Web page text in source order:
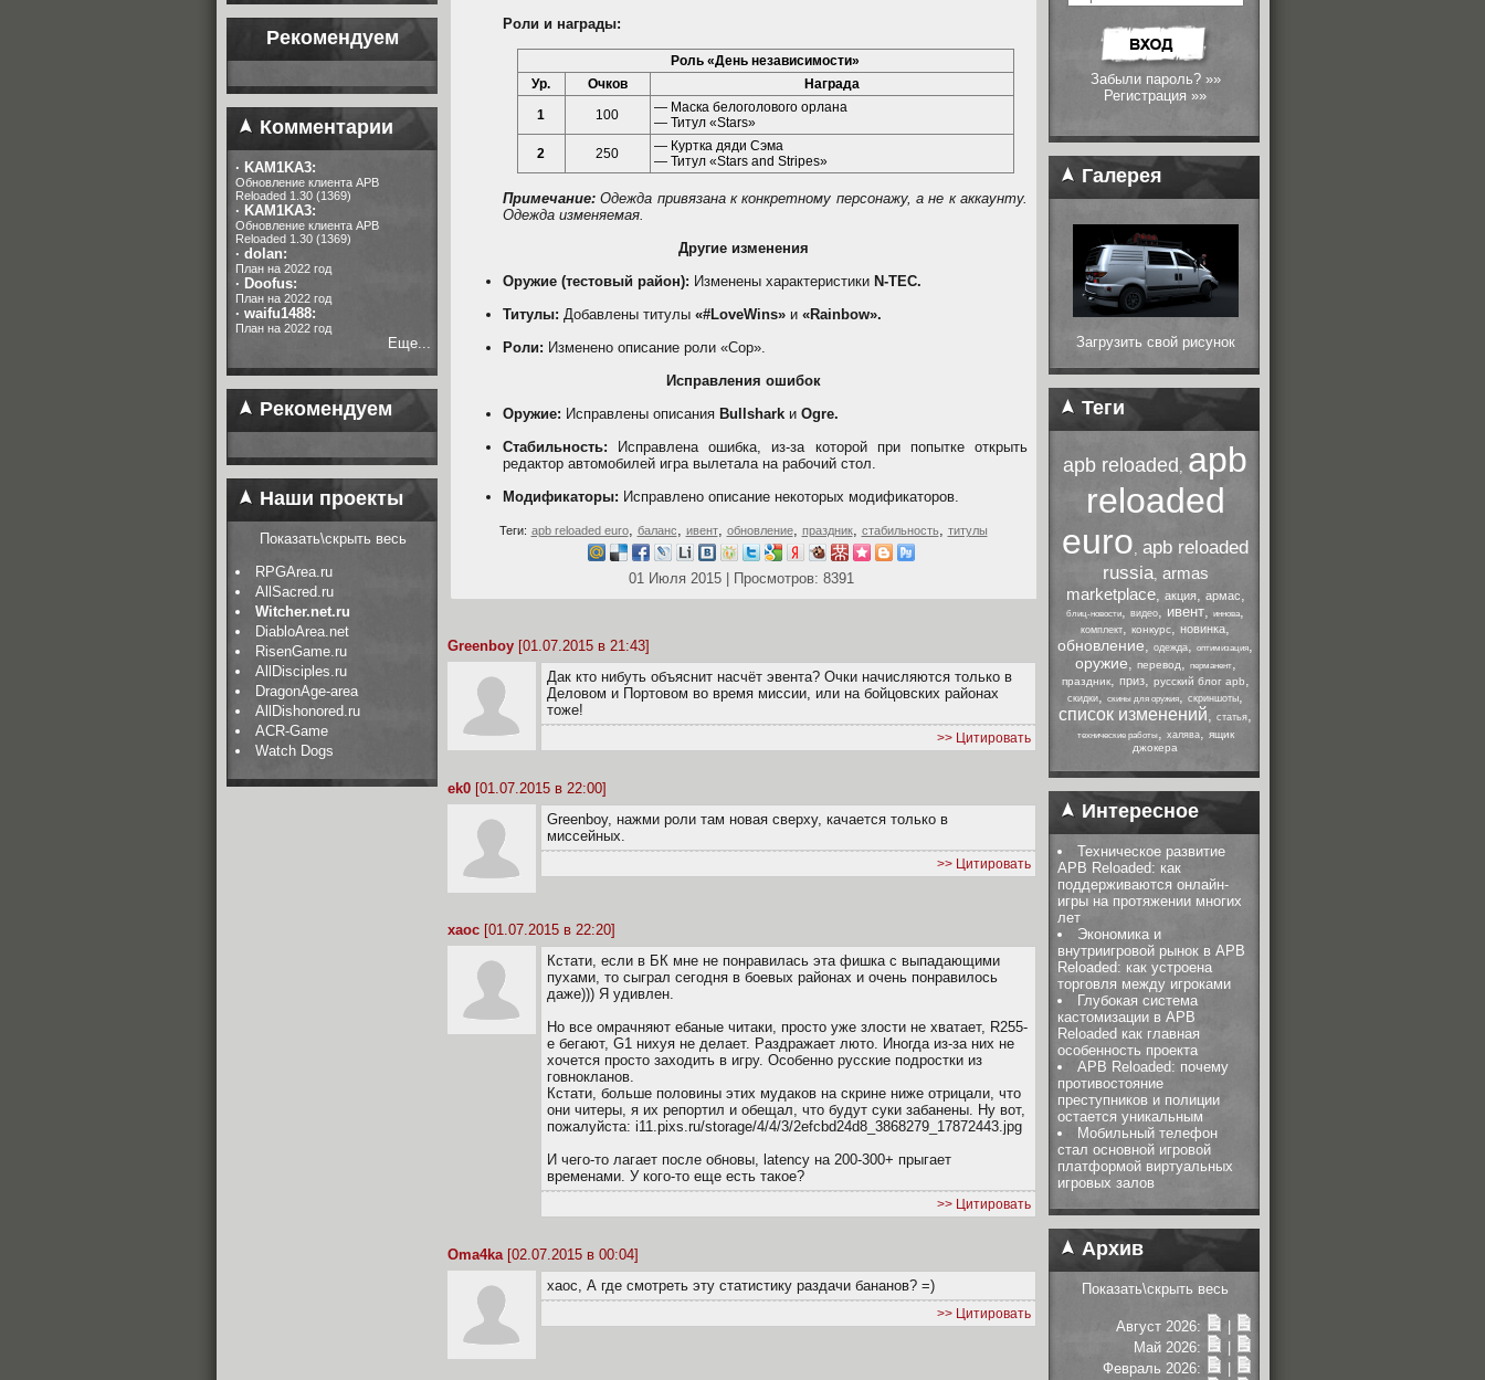
Рекомендуем
Комментарии
· KAM1KA3:
Обновление клиента APB
Reloaded 1.30 (1369)
· KAM1KA3:
Обновление клиента APB
Reloaded 1.30 (1369)
· dolan:
План на 2022 год
· Doofus:
План на 2022 год
· waifu1488:
План на 2022 год
Еще...
Рекомендуем
Наши проекты
Показать\скрыть весь
RPGArea.ru
AllSacred.ru
Witcher.net.ru
DiabloArea.net
RisenGame.ru
AllDisciples.ru
DragonAge-area
AllDishonored.ru
ACR-Game
Watch Dogs
Роли и награды:
Роль «День независимости»
Ур.
Очков
Награда
1
100
— Маска белоголового орлана
— Титул «Stars»
2
250
— Куртка дяди Сэма
— Титул «Stars and Stripes»
Примечание: Одежда привязана к конкретному персонажу, а не к аккаунту.
Одежда изменяемая.
Другие изменения
Оружие (тестовый район): Изменены характеристики N-TEC.
Титулы: Добавлены титулы «#LoveWins» и «Rainbow».
Роли: Изменено описание роли «Cop».
Исправления ошибок
Оружие: Исправлены описания Bullshark и Ogre.
Стабильность: Исправлена ошибка, из-за которой при попытке открыть
редактор автомобилей игра вылетала на рабочий стол.
Модификаторы: Исправлено описание некоторых модификаторов.
Теги: apb reloaded euro, баланс, ивент, обновление, праздник, стабильность, титулы
01 Июля 2015 | Просмотров: 8391
Greenboy [01.07.2015 в 21:43]
Дак кто нибуть объяснит насчёт эвента? Очки начисляются только в
Деловом и Портовом во время миссии, или на бойцовских районах
тоже!
>> Цитировать
ek0 [01.07.2015 в 22:00]
Greenboy, нажми роли там новая сверху, качается только в
миссейных.
>> Цитировать
xaoc [01.07.2015 в 22:20]
Кстати, если в БК мне не понравилась эта фишка с выпадающими
пухами, то сыграл сегодня в боевых районах и очень понравилось
даже))) Я удивлен.
Но все омрачняют ебаные читаки, просто уже злости не хватает, R255-
е бегают, G1 нихуя не делает. Раздражает люто. Иногда из-за них не
хочется просто заходить в игру. Особенно русские подростки из
говнокланов.
Кстати, больше половины этих мудаков на скрине ниже отрицали, что
они читеры, я их репортил и обещал, что будут суки забанены. Ну вот,
пожалуйста: i11.pixs.ru/storage/4/4/3/2efcbd24d8_3868279_17872443.jpg
И чего-то лагает после обновы, latency на 200-300+ прыгает
временами. У кого-то еще есть такое?
>> Цитировать
Oma4ka[02.07.2015 в 00:04]
xaoc, А где смотреть эту статистику раздачи бананов? =)
>> Цитировать
Забыли пароль? »»
Регистрация »»
Галерея
Загрузить свой рисунок
Теги
apb reloaded , apb
reloaded
euro, apb reloaded
russia, armas
marketplace, акция, армас,
блиц-новости, видео, ивент, иннова,
комплект, конкурс, новинка,
обновление, одежда, оптимизация,
оружие, перевод, перманент,
праздник, приз, русский блог apb,
скидки, скины для оружия, скриншоты,
список изменений, статья,
технические работы, халява, ящик
джокера
Интересное
Техническое развитие
APB Reloaded: как
поддерживаются онлайн-
игры на протяжении многих
лет
Экономика и
внутриигровой рынок в APB
Reloaded: как устроена
торговля между игроками
Глубокая система
кастомизации в APB
Reloaded как главная
особенность проекта
APB Reloaded: почему
противостояние
преступников и полиции
остается уникальным
Мобильный телефон
стал основной игровой
платформой виртуальных
игровых залов
Архив
Показать\скрыть весь
Август 2026:
Май 2026:
Февраль 2026: